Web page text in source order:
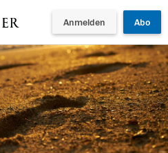
Anmelden Abo